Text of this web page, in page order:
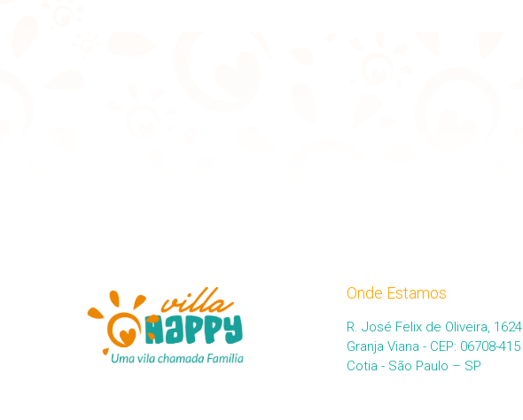
Onde Estamos
R. José Felix de Oliveira, 1624
Granja Viana - CEP: 06708-415
Cotia - São Paulo – SP